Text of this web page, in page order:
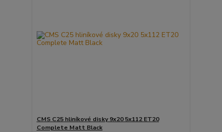
CMS C25 hliníkové disky 9x20 5x112 ET20
Complete Matt Black